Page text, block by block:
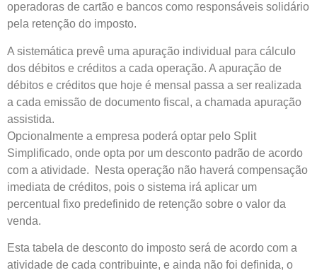
operadoras de cartão e bancos como responsáveis solidário
pela retenção do imposto.
A sistemática prevê uma apuração individual para cálculo
dos débitos e créditos a cada operação. A apuração de
débitos e créditos que hoje é mensal passa a ser realizada
a cada emissão de documento fiscal, a chamada apuração
assistida.
Opcionalmente a empresa poderá optar pelo Split
Simplificado, onde opta por um desconto padrão de acordo
com a atividade. Nesta operação não haverá compensação
imediata de créditos, pois o sistema irá aplicar um
percentual fixo predefinido de retenção sobre o valor da
venda.
Esta tabela de desconto do imposto será de acordo com a
atividade de cada contribuinte, e ainda não foi definida, o